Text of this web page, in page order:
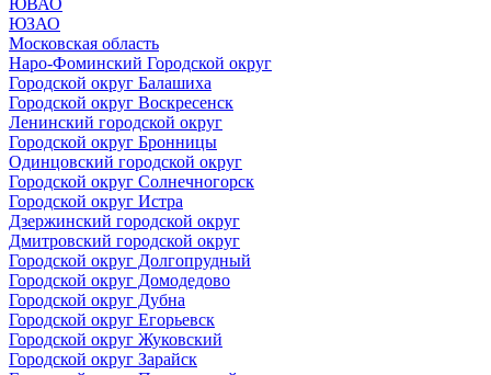
ЮВАО
ЮЗАО
Московская область
Наро-Фоминский Городской округ
Городской округ Балашиха
Городской округ Воскресенск
Ленинский городской округ
Городской округ Бронницы
Одинцовский городской округ
Городской округ Солнечногорск
Городской округ Истра
Дзержинский городской округ
Дмитровский городской округ
Городской округ Долгопрудный
Городской округ Домодедово
Городской округ Дубна
Городской округ Егорьевск
Городской округ Жуковский
Городской округ Зарайск